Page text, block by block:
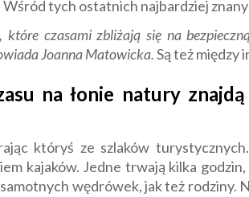
tych ostatnich najbardziej
czasami zbliżają się na
Joanna Matowicka.Są też między
na łonie natury
któryś ze szlaków
kajaków. Jedne trwają kilka
wędrówek, jak też rodziny.